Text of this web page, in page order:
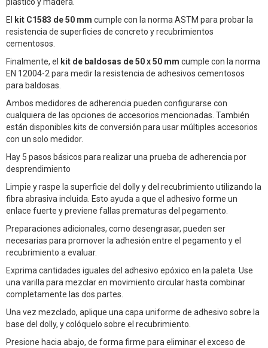
El kit C1583 de 50 mm cumple con la norma ASTM para probar la
resistencia de superficies de concreto y recubrimientos
cementosos.
Finalmente, el kit de baldosas de 50 x 50 mm cumple con la norma
EN 12004-2 para medir la resistencia de adhesivos cementosos
para baldosas.
Ambos medidores de adherencia pueden configurarse con
cualquiera de las opciones de accesorios mencionadas. También
están disponibles kits de conversión para usar múltiples accesorios
con un solo medidor.
Hay 5 pasos básicos para realizar una prueba de adherencia por
desprendimiento
Limpie y raspe la superficie del dolly y del recubrimiento utilizando la
fibra abrasiva incluida. Esto ayuda a que el adhesivo forme un
enlace fuerte y previene fallas prematuras del pegamento.
Preparaciones adicionales, como desengrasar, pueden ser
necesarias para promover la adhesión entre el pegamento y el
recubrimiento a evaluar.
Exprima cantidades iguales del adhesivo epóxico en la paleta. Use
una varilla para mezclar en movimiento circular hasta combinar
completamente las dos partes.
Una vez mezclado, aplique una capa uniforme de adhesivo sobre la
base del dolly, y colóquelo sobre el recubrimiento.
Presione hacia abajo, de forma firme para eliminar el exceso de